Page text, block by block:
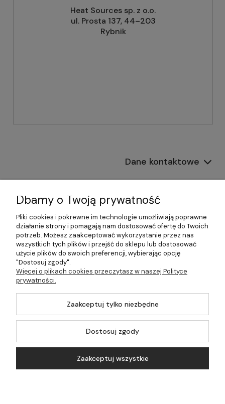
Heat Sources sp. z o.o.
ul. Prosta 137, 44–203
Rybnik
Dane kontaktowe
Informacje
Płatności i dostawa
Pomoc
Moje konto
©2026 Wszelkie Prawa Zastrzeżone | 499.pl - najlepszy sklep z
Dbamy o Twoją prywatność
Pliki cookies i pokrewne im technologie umożliwiają poprawne
działanie strony i pomagają nam dostosować ofertę do Twoich
potrzeb. Możesz zaakceptować wykorzystanie przez nas
wszystkich tych plików i przejść do sklepu lub dostosować
użycie plików do swoich preferencji, wybierając opcję
"Dostosuj zgody".
Więcej o plikach cookies przeczytasz w naszej Polityce
prywatności.
Zaakceptuj tylko niezbędne
Dostosuj zgody
Zaakceptuj wszystkie